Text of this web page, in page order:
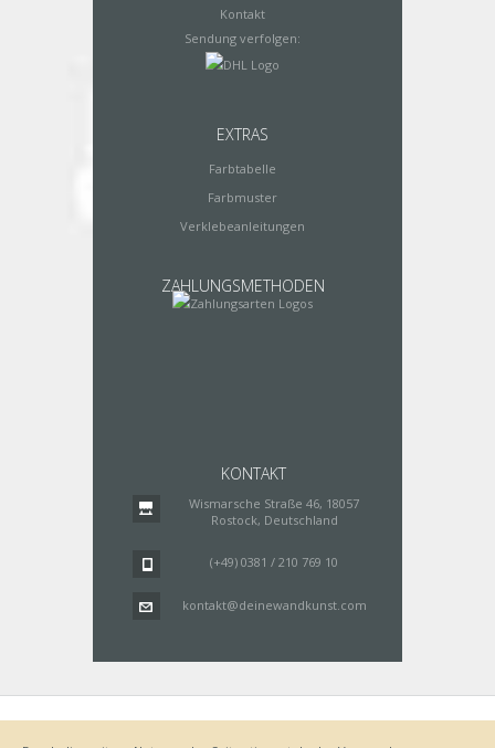
Kontakt
Sendung verfolgen:
EXTRAS
Farbtabelle
Farbmuster
Verklebeanleitungen
ZAHLUNGSMETHODEN
KONTAKT
Wismarsche Straße 46, 18057
Rostock, Deutschland
(+49) 0381 / 210 769 10
kontakt@deinewandkunst.com
Datenschutz
Lieferung